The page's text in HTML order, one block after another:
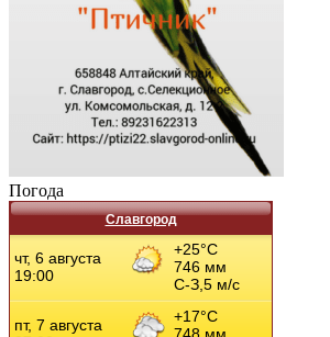
Погода
Славгород